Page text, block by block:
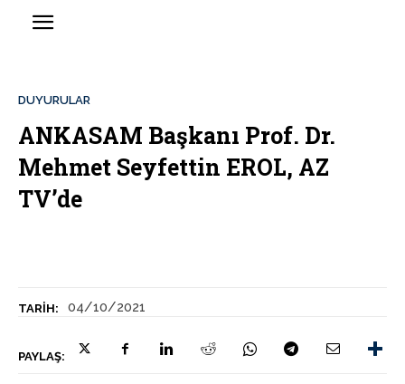
TARIH: 04/10/2021
PAYLAŞ:
DUYURULAR
ANKASAM Başkanı Prof. Dr.
Mehmet Seyfettin EROL, AZ
TV’de